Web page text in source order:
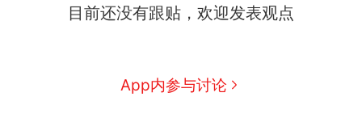
目前还没有跟贴，欢迎发表观点
App内参与讨论
交5060元才肯搬上楼！女子傻
佛山一中学招聘物理教师，笔
试前13名均遭淘汰？教育局：